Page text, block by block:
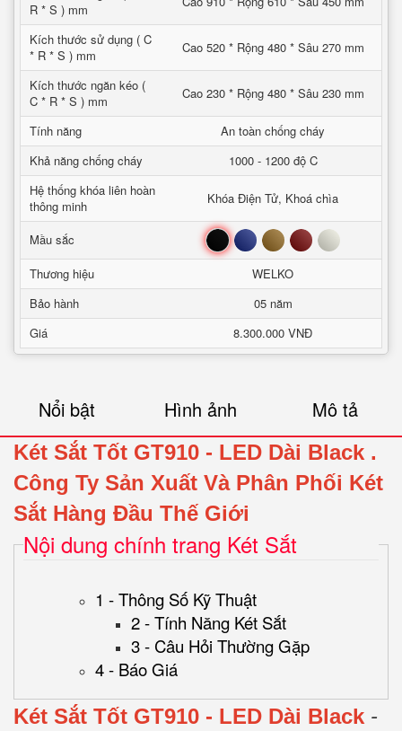
R * S ) mm
Kích thước sử dụng ( C
* R * S ) mm
Cao 520 * Rộng 480 * Sâu 270 mm
Kích thước ngăn kéo (
C * R * S ) mm
Cao 230 * Rộng 480 * Sâu 230 mm
Tính năng
An toàn chống cháy
Khả năng chống cháy
1000 - 1200 độ C
Hệ thống khóa liên hoàn
thông minh
Khóa Điện Tử, Khoá chìa
Mầu sắc Đen Xanh Nâu Đỏ Trắng
Thương hiệu
WELKO
Bảo hành
05 năm
Giá
8.300.000 VNĐ
Nổi bật Hình ảnh Mô tả
Két Sắt Tốt GT910 - LED Dài Black .
Công Ty Sản Xuất Và Phân Phối Két
Sắt Hàng Đầu Thế Giới
Nội dung chính trang Két Sắt
1 - Thông Số Kỹ Thuật
2 - Tính Năng Két Sắt
3 - Câu Hỏi Thường Gặp
4 - Báo Giá
Két Sắt Tốt GT910 - LED Dài Black -